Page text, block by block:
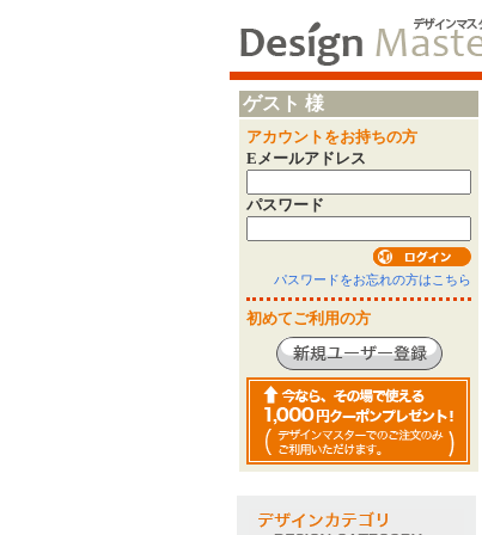
ゲスト 様
アカウントをお持ちの方
Eメールアドレス
パスワード
パスワードをお忘れの方はこちら
初めてご利用の方